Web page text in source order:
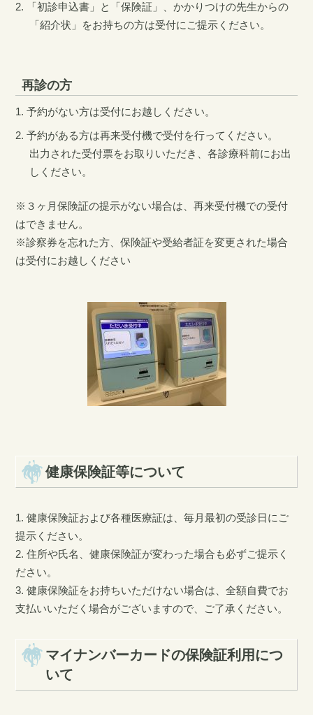
「初診申込書」と「保険証」、かかりつけの先生からの
「紹介状」をお持ちの方は受付にご提示ください。
再診の方
予約がない方は受付にお越しください。
予約がある方は再来受付機で受付を行ってください。
出力された受付票をお取りいただき、各診療科前にお出
しください。
※３ヶ月保険証の提示がない場合は、再来受付機での受付
はできません。
※診察券を忘れた方、保険証や受給者証を変更された場合
は受付にお越しください
健康保険証等について
1. 健康保険証および各種医療証は、毎月最初の受診日にご
提示ください。
2. 住所や氏名、健康保険証が変わった場合も必ずご提示く
ださい。
3. 健康保険証をお持ちいただけない場合は、全額自費でお
支払いいただく場合がございますので、ご了承ください。
マイナンバーカードの保険証利用につ
いて